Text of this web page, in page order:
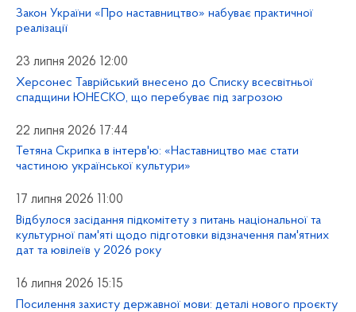
Закон України «Про наставництво» набуває практичної
реалізації
23 липня 2026 12:00
Херсонес Таврійський внесено до Списку всесвітньої
спадщини ЮНЕСКО, що перебуває під загрозою
22 липня 2026 17:44
Тетяна Скрипка в інтерв'ю: «Наставництво має стати
частиною української культури»
17 липня 2026 11:00
Відбулося засідання підкомітету з питань національної та
культурної пам'яті щодо підготовки відзначення пам'ятних
дат та ювілеїв у 2026 року
16 липня 2026 15:15
Посилення захисту державної мови: деталі нового проєкту